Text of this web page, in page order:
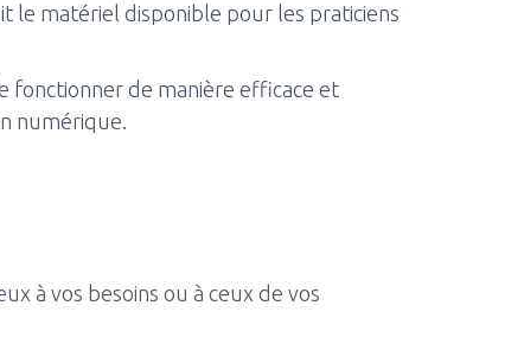
le matériel disponible pour les praticiens
fonctionner de manière efficace et
numérique.
à vos besoins ou à ceux de vos